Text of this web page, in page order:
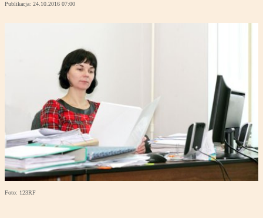
Publikacja: 24.10.2016 07:00
Foto: 123RF